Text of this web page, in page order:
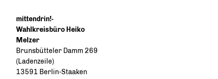
mittendrin!-
Wahlkreisbüro Heiko
Melzer
Brunsbütteler Damm 269
(Ladenzeile)
13591 Berlin-Staaken